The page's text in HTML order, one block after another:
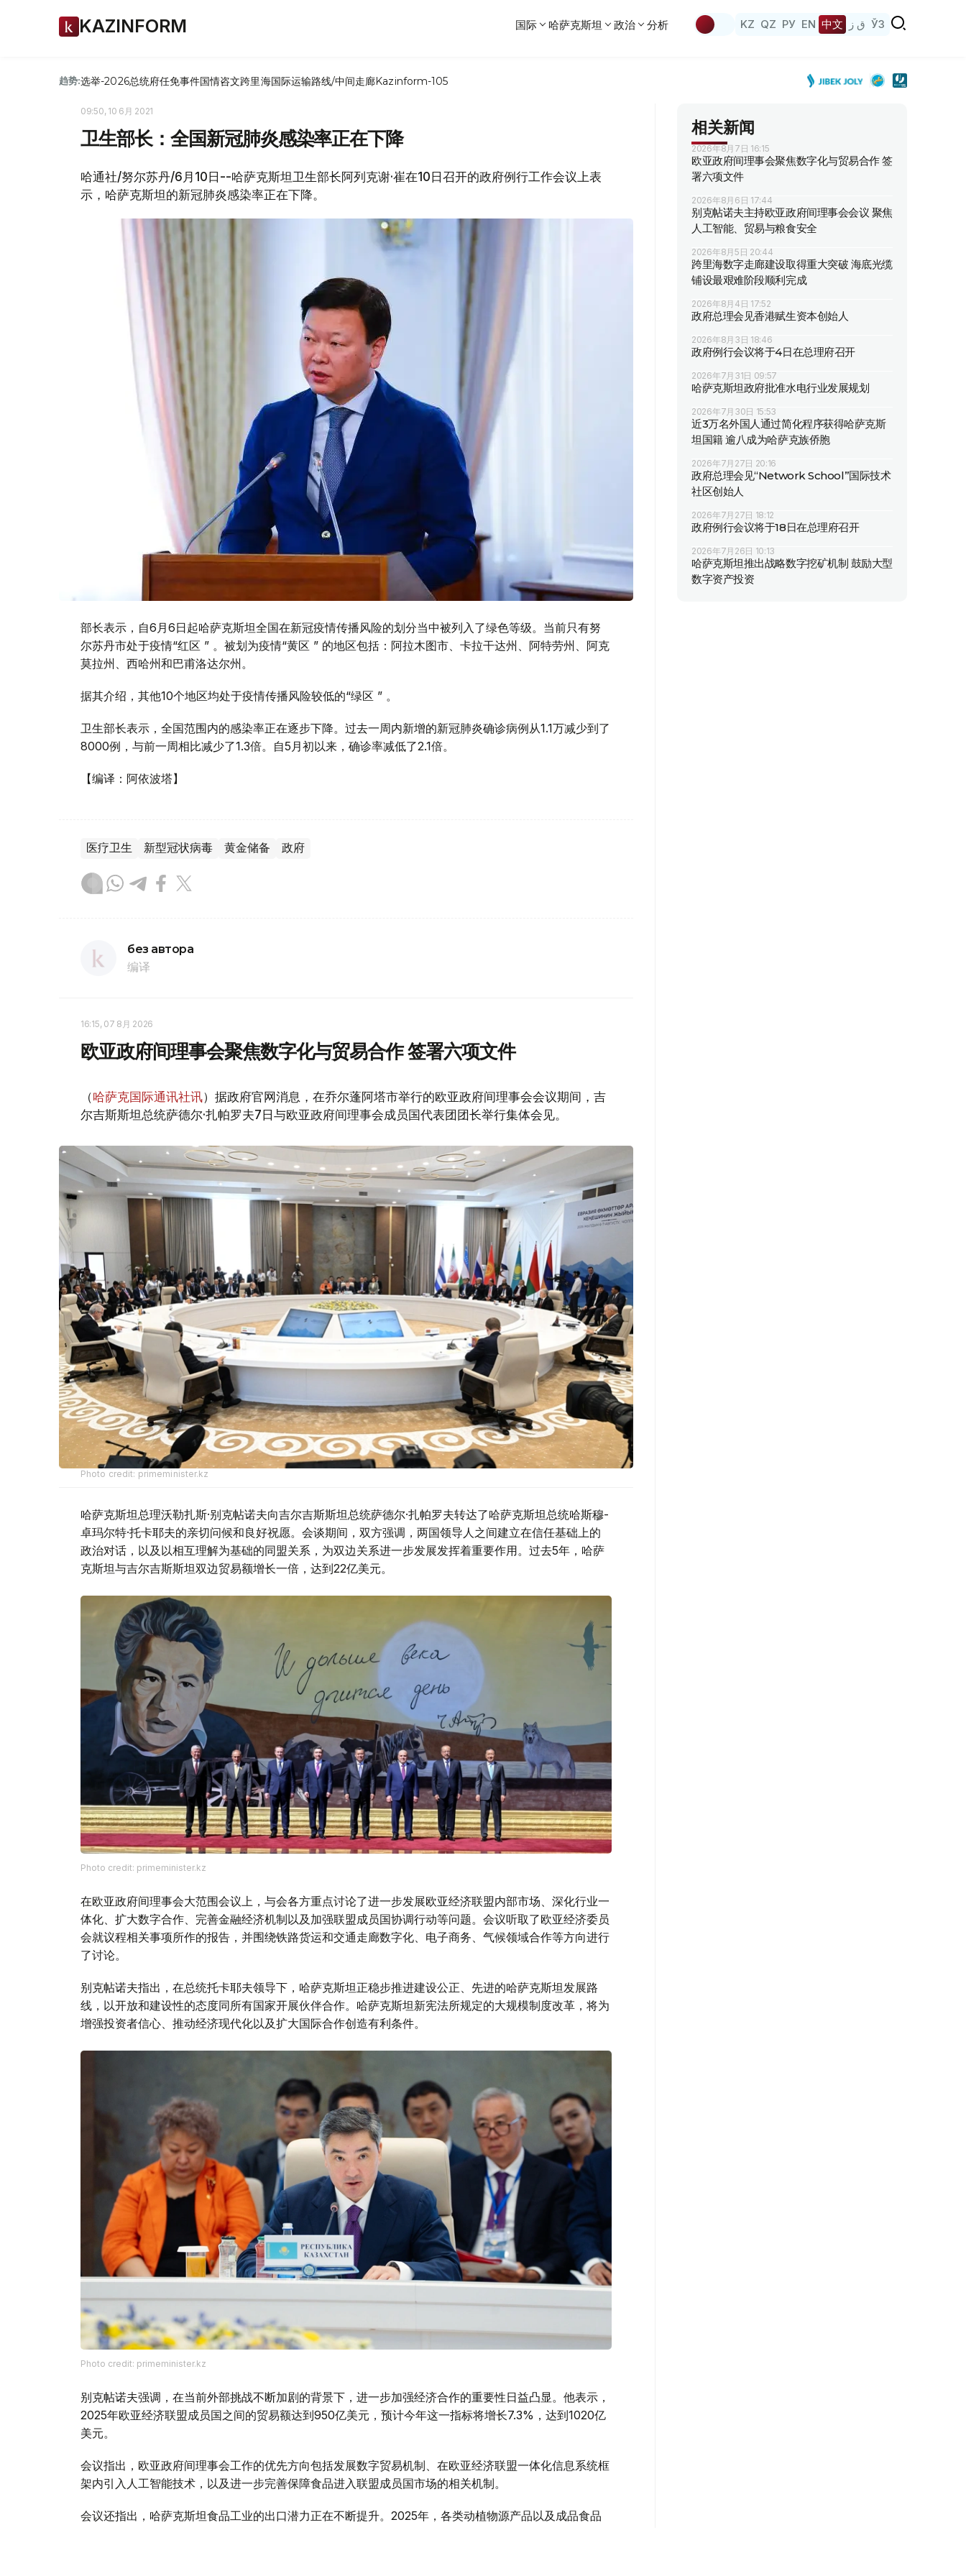
KAZINFORM 国际 哈萨克斯坦 政治 分析 KZ QZ РУ EN 中文 ق ز ЎЗ
趋势:选举-2026总统府任免事件国情咨文跨里海国际运输路线/中间走廊Kazinform-105
09:50, 10 6月 2021
卫生部长：全国新冠肺炎感染率正在下降
哈通社/努尔苏丹/6月10日--哈萨克斯坦卫生部长阿列克谢·崔在10日召开的政府例行工作会议上表
示，哈萨克斯坦的新冠肺炎感染率正在下降。
部长表示，自6月6日起哈萨克斯坦全国在新冠疫情传播风险的划分当中被列入了绿色等级。当前只有努
尔苏丹市处于疫情“红区 ” 。被划为疫情“黄区 ” 的地区包括：阿拉木图市、卡拉干达州、阿特劳州、阿克
莫拉州、西哈州和巴甫洛达尔州。
据其介绍，其他10个地区均处于疫情传播风险较低的“绿区 ” 。
卫生部长表示，全国范围内的感染率正在逐步下降。过去一周内新增的新冠肺炎确诊病例从1.1万减少到了
8000例，与前一周相比减少了1.3倍。自5月初以来，确诊率减低了2.1倍。
【编译：阿依波塔】
医疗卫生 新型冠状病毒 黄金储备 政府
без автора
编译
16:15, 07 8月 2026
欧亚政府间理事会聚焦数字化与贸易合作 签署六项文件
（哈萨克国际通讯社讯）据政府官网消息，在乔尔蓬阿塔市举行的欧亚政府间理事会会议期间，吉
尔吉斯斯坦总统萨德尔·扎帕罗夫7日与欧亚政府间理事会成员国代表团团长举行集体会见。
Photo credit: primeminister.kz
哈萨克斯坦总理沃勒扎斯·别克帖诺夫向吉尔吉斯斯坦总统萨德尔·扎帕罗夫转达了哈萨克斯坦总统哈斯穆-
卓玛尔特·托卡耶夫的亲切问候和良好祝愿。会谈期间，双方强调，两国领导人之间建立在信任基础上的
政治对话，以及以相互理解为基础的同盟关系，为双边关系进一步发展发挥着重要作用。过去5年，哈萨
克斯坦与吉尔吉斯斯坦双边贸易额增长一倍，达到22亿美元。
Photo credit: primeminister.kz
在欧亚政府间理事会大范围会议上，与会各方重点讨论了进一步发展欧亚经济联盟内部市场、深化行业一
体化、扩大数字合作、完善金融经济机制以及加强联盟成员国协调行动等问题。会议听取了欧亚经济委员
会就议程相关事项所作的报告，并围绕铁路货运和交通走廊数字化、电子商务、气候领域合作等方向进行
了讨论。
别克帖诺夫指出，在总统托卡耶夫领导下，哈萨克斯坦正稳步推进建设公正、先进的哈萨克斯坦发展路
线，以开放和建设性的态度同所有国家开展伙伴合作。哈萨克斯坦新宪法所规定的大规模制度改革，将为
增强投资者信心、推动经济现代化以及扩大国际合作创造有利条件。
Photo credit: primeminister.kz
别克帖诺夫强调，在当前外部挑战不断加剧的背景下，进一步加强经济合作的重要性日益凸显。他表示，
2025年欧亚经济联盟成员国之间的贸易额达到950亿美元，预计今年这一指标将增长7.3%，达到1020亿
美元。
会议指出，欧亚政府间理事会工作的优先方向包括发展数字贸易机制、在欧亚经济联盟一体化信息系统框
架内引入人工智能技术，以及进一步完善保障食品进入联盟成员国市场的相关机制。
会议还指出，哈萨克斯坦食品工业的出口潜力正在不断提升。2025年，各类动植物源产品以及成品食品
相关新闻
2026年8月7日 16:15
欧亚政府间理事会聚焦数字化与贸易合作 签
署六项文件
2026年8月6日 17:44
别克帖诺夫主持欧亚政府间理事会会议 聚焦
人工智能、贸易与粮食安全
2026年8月5日 20:44
跨里海数字走廊建设取得重大突破 海底光缆
铺设最艰难阶段顺利完成
2026年8月4日 17:52
政府总理会见香港赋生资本创始人
2026年8月3日 18:46
政府例行会议将于4日在总理府召开
2026年7月31日 09:57
哈萨克斯坦政府批准水电行业发展规划
2026年7月30日 15:53
近3万名外国人通过简化程序获得哈萨克斯
坦国籍 逾八成为哈萨克族侨胞
2026年7月27日 20:16
政府总理会见“Network School”国际技术
社区创始人
2026年7月27日 18:12
政府例行会议将于18日在总理府召开
2026年7月26日 10:13
哈萨克斯坦推出战略数字挖矿机制 鼓励大型
数字资产投资